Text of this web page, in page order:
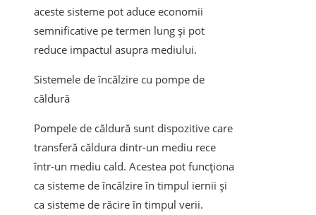
aceste sisteme pot aduce economii
semnificative pe termen lung și pot
reduce impactul asupra mediului.
Sistemele de încălzire cu pompe de
căldură
Pompele de căldură sunt dispozitive care
transferă căldura dintr-un mediu rece
într-un mediu cald. Acestea pot funcționa
ca sisteme de încălzire în timpul iernii și
ca sisteme de răcire în timpul verii.